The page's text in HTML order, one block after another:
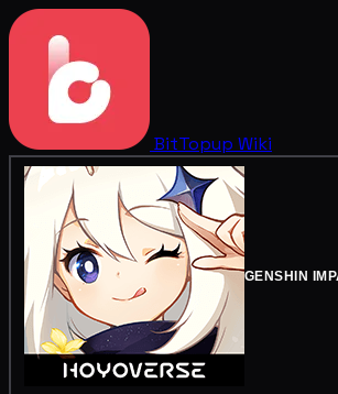
BitTopup Wiki
GENSHIN